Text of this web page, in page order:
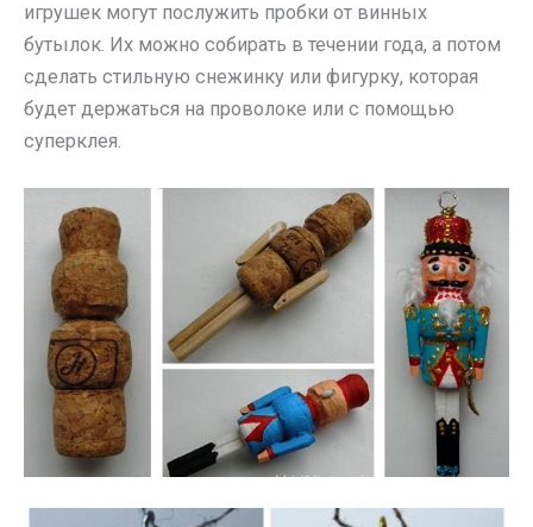
игрушек могут послужить пробки от винных
бутылок. Их можно собирать в течении года, а потом
сделать стильную снежинку или фигурку, которая
будет держаться на проволоке или с помощью
суперклея.